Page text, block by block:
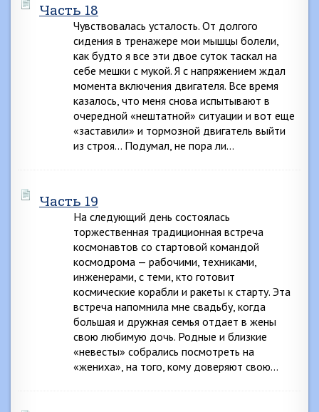
Часть 18
Чувствовалась усталость. От долгого
сидения в тренажере мои мышцы болели,
как будто я все эти двое суток таскал на
себе мешки с мукой. Я с напряжением ждал
момента включения двигателя. Все время
казалось, что меня снова испытывают в
очередной «нештатной» ситуации и вот еще
«заставили» и тормозной двигатель выйти
из строя… Подумал, не пора ли…
Часть 19
На следующий день состоялась
торжественная традиционная встреча
космонавтов со стартовой командой
космодрома — рабочими, техниками,
инженерами, с теми, кто готовит
космические корабли и ракеты к старту. Эта
встреча напомнила мне свадьбу, когда
большая и дружная семья отдает в жены
свою любимую дочь. Родные и близкие
«невесты» собрались посмотреть на
«жениха», на того, кому доверяют свою…